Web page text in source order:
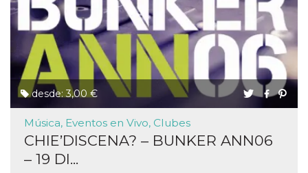
desde: 3,00 €
Música, Eventos en Vivo, Clubes
CHIE’DISCENA? – BUNKER ANN06
– 19 DI...